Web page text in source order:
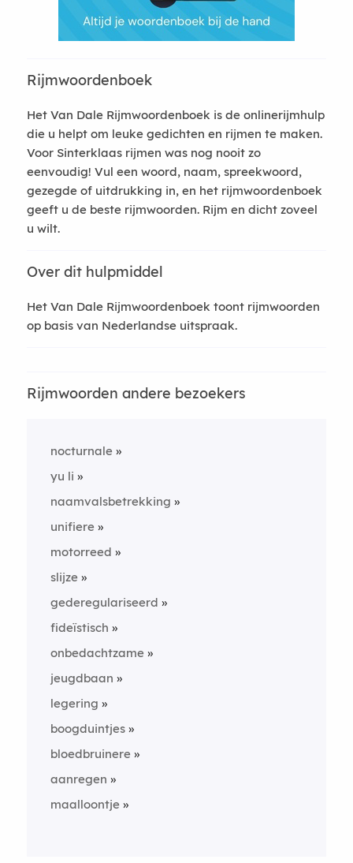
Rijmwoordenboek
Het Van Dale Rijmwoordenboek is de onlinerijmhulp
die u helpt om leuke gedichten en rijmen te maken.
Voor Sinterklaas rijmen was nog nooit zo
eenvoudig! Vul een woord, naam, spreekwoord,
gezegde of uitdrukking in, en het rijmwoordenboek
geeft u de beste rijmwoorden. Rijm en dicht zoveel
u wilt.
Over dit hulpmiddel
Het Van Dale Rijmwoordenboek toont rijmwoorden
op basis van Nederlandse uitspraak.
Rijmwoorden andere bezoekers
nocturnale
yu li
naamvalsbetrekking
unifiere
motorreed
slijze
gederegulariseerd
fideïstisch
onbedachtzame
jeugdbaan
legering
boogduintjes
bloedbruinere
aanregen
maalloontje